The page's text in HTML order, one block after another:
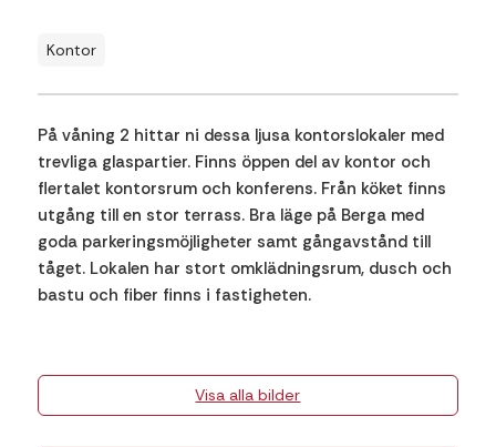
Kontor
På våning 2 hittar ni dessa ljusa kontorslokaler med
trevliga glaspartier. Finns öppen del av kontor och
flertalet kontorsrum och konferens. Från köket finns
utgång till en stor terrass. Bra läge på Berga med
goda parkeringsmöjligheter samt gångavstånd till
tåget. Lokalen har stort omklädningsrum, dusch och
bastu och fiber finns i fastigheten.
Visa alla bilder